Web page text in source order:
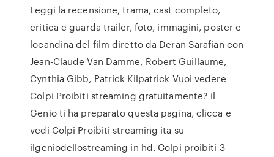
Leggi la recensione, trama, cast completo,
critica e guarda trailer, foto, immagini, poster e
locandina del film diretto da Deran Sarafian con
Jean-Claude Van Damme, Robert Guillaume,
Cynthia Gibb, Patrick Kilpatrick Vuoi vedere
Colpi Proibiti streaming gratuitamente? il
Genio ti ha preparato questa pagina, clicca e
vedi Colpi Proibiti streaming ita su
ilgeniodellostreaming in hd. Colpi proibiti 3